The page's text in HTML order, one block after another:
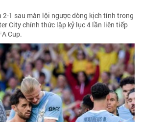
1 sau màn lội ngược dòng kịch tính trong
City chính thức lập kỷ lục 4 lần liên tiếp
Cup.